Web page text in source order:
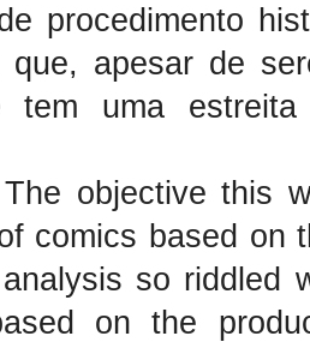
procedimento
que, apesar de
tem uma
objective this
comics based on
so riddled
on the